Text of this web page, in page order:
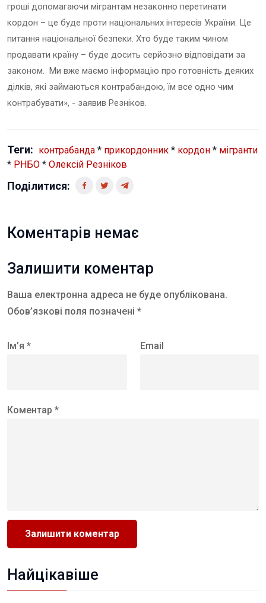
гроші допомагаючи мігрантам незаконно перетинати
кордон – це буде проти національних інтересів України. Це
питання національної безпеки. Хто буде таким чином
продавати країну – буде досить серйозно відповідати за
законом. Ми вже маємо інформацію про готовність деяких
ділків, які займаються контрабандою, їм все одно чим
контрабувати», - заявив Резніков.
Теги: контрабанда * прикордонник * кордон * мігранти
* РНБО * Олексій Резніков
Поділитися:
Коментарів немає
Залишити коментар
Ваша електронна адреса не буде опублікована.
Обов’язкові поля позначені *
Ім’я * Email
Коментар *
Найцікавіше